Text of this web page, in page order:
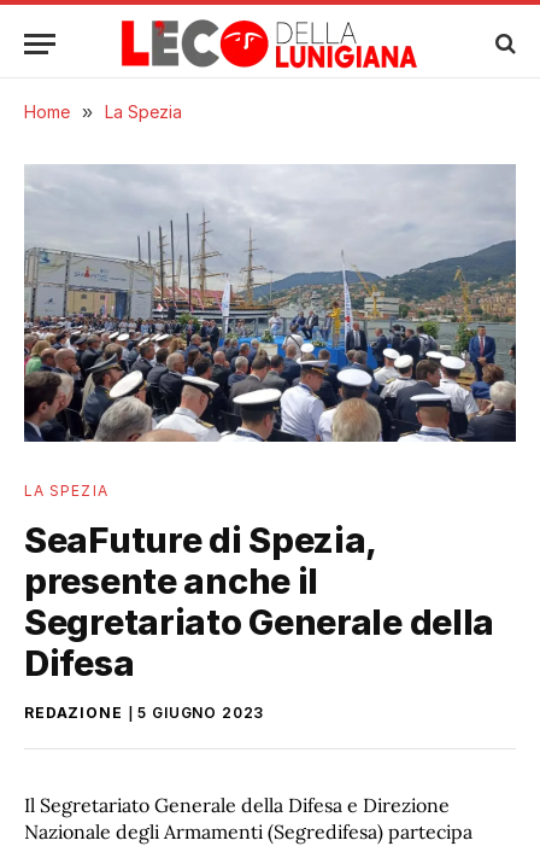
Home » La Spezia
LA SPEZIA
SeaFuture di Spezia,
presente anche il
Segretariato Generale della
Difesa
REDAZIONE 5 GIUGNO 2023
Il Segretariato Generale della Difesa e Direzione
Nazionale degli Armamenti (Segredifesa) partecipa